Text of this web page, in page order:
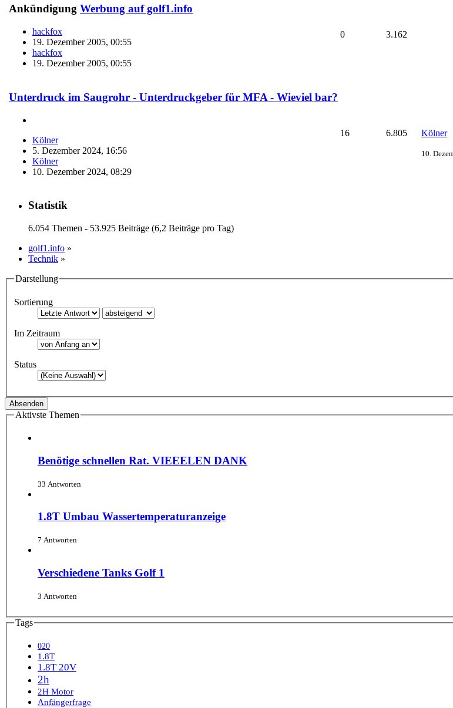
Ankündigung Werbung auf golf1.info
hackfox
19. Dezember 2005, 00:55
hackfox
19. Dezember 2005, 00:55
0 3.162
Unterdruck im Saugrohr - Unterdruckgeber für MFA - Wieviel bar?
Kölner
5. Dezember 2024, 16:56
Kölner
10. Dezember 2024, 08:29
16 6.805 Kölner
10.
Statistik
6.054 Themen - 53.925 Beiträge (6,2 Beiträge pro Tag)
golf1.info »
Technik »
Darstellung
Sortierung
Im Zeitraum
Status
Aktivste Themen
Benötige schnellen Rat. VIEEELEN DANK
33 Antworten
1.8T Umbau Wassertemperaturanzeige
7 Antworten
Verschiedene Tanks Golf 1
3 Antworten
Tags
020
1.8T
1.8T 20V
2h
2H Motor
Anfängerfrage